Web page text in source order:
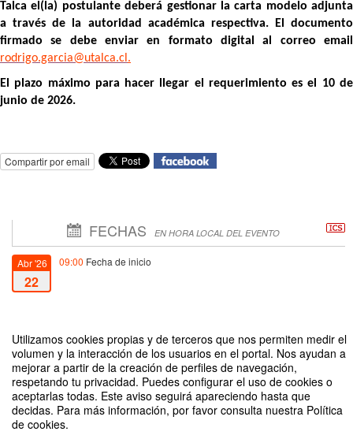
Utilizamos cookies propias y de terceros que nos permiten medir el
volumen y la interacción de los usuarios en el portal. Nos ayudan a
mejorar a partir de la creación de perfiles de navegación,
respetando tu privacidad. Puedes configurar el uso de cookies o
aceptarlas todas. Este aviso seguirá apareciendo hasta que
decidas. Para más información, por favor consulta nuestra Política
de cookies.
Talca el(la) postulante deberá gestionar la carta modelo adjunta
a través de la autoridad académica respectiva. El documento
firmado se debe enviar en formato digital al correo email
rodrigo.garcia@utalca.cl .
El plazo máximo para hacer llegar el requerimiento es el 10 de
junio de 2026.
Compartir por email
FECHAS EN HORA LOCAL DEL EVENTO
Abr '26
22
09:00 Fecha de inicio
24
Fondecyt Regular 2027